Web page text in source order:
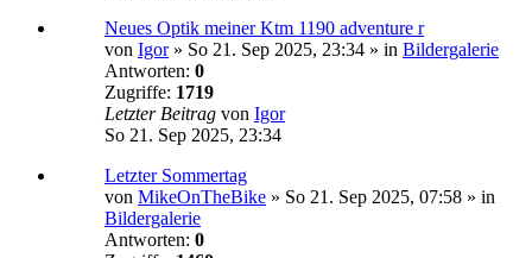
Neues Optik meiner Ktm 1190 adventure r
von Igor» So 21. Sep 2025, 23:34 » in Bildergalerie
Antworten: 0
Zugriffe: 1719
Letzter Beitrag von Igor
So 21. Sep 2025, 23:34
Letzter Sommertag
von MikeOnTheBike » So 21. Sep 2025, 07:58 » in
Bildergalerie
Antworten: 0